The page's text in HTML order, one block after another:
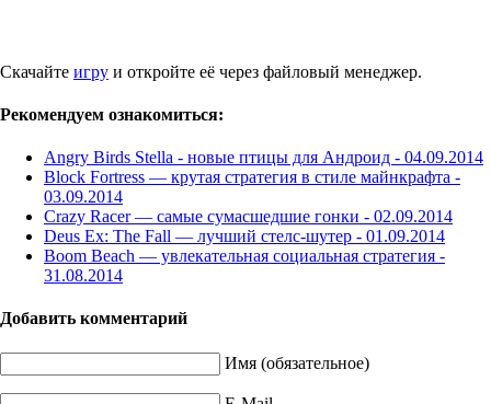
Скачайте игру и откройте её через файловый менеджер.
Рекомендуем ознакомиться:
Angry Birds Stella - новые птицы для Андроид - 04.09.2014
Block Fortress — крутая стратегия в стиле майнкрафта -
03.09.2014
Crazy Racer — самые сумасшедшие гонки - 02.09.2014
Deus Ex: The Fall — лучший стелс-шутер - 01.09.2014
Boom Beach — увлекательная социальная стратегия -
31.08.2014
Добавить комментарий
Имя (обязательное)